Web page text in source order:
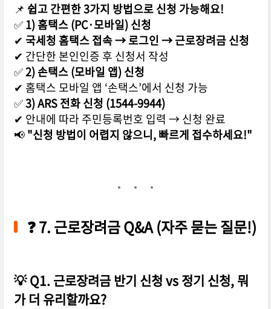
📌 쉽고 간편한 3가지 방법으로 신청 가능해요!
✅1) 홈택스 (PC·모바일) 신청
✔ 국세청 홈택스 접속 → 로그인 → 근로장려금 신청
✔ 간단한 본인인증 후 신청서 작성
✅2) 손택스 (모바일 앱) 신청
✔ 홈택스 모바일 앱 ‘손택스’에서 신청 가능
✅3) ARS 전화 신청 (1544-9944)
✔ 안내에 따라 주민등록번호 입력 → 신청 완료
📢"신청 방법이 어렵지 않으니, 빠르게 접수하세요!"
❓7. 근로장려금 Q&A (자주 묻는 질문!)
💡Q1. 근로장려금 반기 신청 vs 정기 신청, 뭐
가 더 유리할까요?